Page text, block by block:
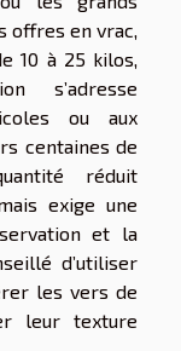
offres en vrac,
10 à 25 kilos,
s’adresse
ou aux
centaines de
réduit
exige une
et la
d’utiliser
les vers de
leur texture